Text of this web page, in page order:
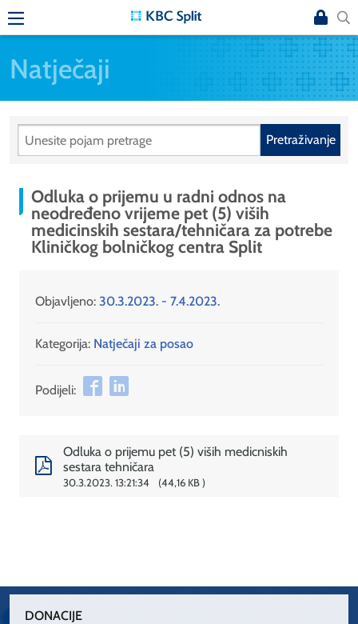
Natječaji
Pretraživanje
Odluka o prijemu u radni odnos na
neodređeno vrijeme pet (5) viših
medicinskih sestara/tehničara za potrebe
Kliničkog bolničkog centra Split
Objavljeno: 30.3.2023. - 7.4.2023.
Kategorija: Natječaji za posao
Podijeli:
Odluka o prijemu pet (5) viših medicniskih
sestara tehničara
30.3.2023. 13:21:34 44,16 KB
DONACIJE